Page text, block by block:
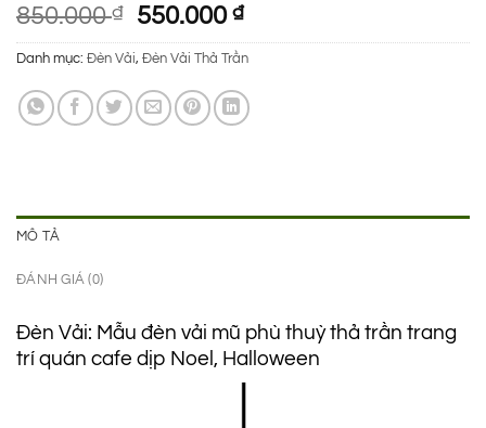
850.000₫
Giá
gốc
là:
850.000 ₫.
550.000₫Giá
hiện
tại
là:
550.000 ₫.
Danh mục: Đèn Vải, Đèn Vải Thả Trần
MÔ TẢ
ĐÁNH GIÁ (0)
Đèn Vải: Mẫu đèn vải mũ phù thuỳ thả trần trang
trí quán cafe dịp Noel, Halloween